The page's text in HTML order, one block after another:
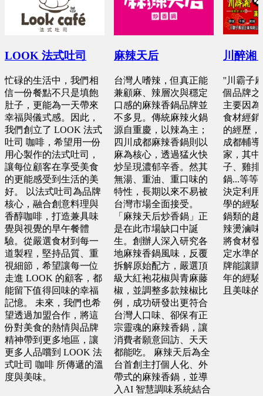
預算 25 萬 ~ 50 萬
新北市 楊X
台中市 何X儒
預算 25 萬 ~ 50 萬
預算 100 萬 ~ 100 萬
基隆市 胡X姐
預算 50 萬 ~ 100 萬
台南市 郭X洺
預算 25 萬 ~ 100 萬
桃園市 謝X孝
預算 25 萬 ~ 100 萬
金門縣 許X浚
預算 25 萬 ~ 100 萬
台中市 葉X鑫
預算 100 萬 ~ 150 萬
預算 100 萬 ~ 200 萬
新北市 蕭X微
預算 200 萬 ~ 200 萬
台中市 李X靜
預算 100 萬 ~ 200 萬
桃園市 黃X祥
預算 100 萬 ~ 200 萬
屏東縣 邱X瑄
預算 100 萬 ~ 250 萬
台中市 何X廷
預算 150 萬 ~ 300 萬
LOOK 法式吐司
忙碌的生活中，我們相
信一份餐點不只是填飽
肚子，更能為一天帶來
幸福與儀式感。因此，
我們創立了 LOOK 法式
吐司 咖啡，希望用一份
用心製作的法式吐司，
讓每位顧客在享受美食
的更能感受到生活的美
好。 以法式吐司為品牌
核心，融合創意料理與
香醇咖啡，打造兼具味
覺與視覺的早午餐體
驗。從嚴選食材到每一
道製程，堅持品質、重
視細節，希望讓每一位
走進 LOOK 的顧客，都
能留下值得回味的幸福
記憶。 未來，我們也希
望透過加盟合作，將這
份對美食的熱情與品牌
精神帶到更多地區，讓
更多人品嚐到 LOOK 法
式吐司 咖啡 所傳遞的溫
度與美味。
麻辣天后
台灣人嗜辣，但真正能
兼顧麻、辣層次與穩定
口感的麻辣香鍋品牌並
不多見。傳統麻辣火鍋
源自重慶，以辣為主；
四川成都麻辣香鍋則以
麻為核心，透過猛火快
炒呈現濃郁辛香。然其
無湯、重油、重口味的
特性，長期以來不易被
台灣市場全面接受。
「麻辣天后炒香鍋」正
是在此市場缺口中誕
生。創辦人深入研究各
地麻辣香鍋風味，反覆
拆解原始配方，嚴選頂
級大紅袍花椒與青麻藤
椒，並調整多款辣椒比
例，成功研發出更符合
台灣人口味、卻保有正
宗靈魂的麻辣香鍋，讓
消費者願意回訪、天天
都能吃。 麻辣天后為全
台首創主打個人化、外
帶式的麻辣香鍋，並導
入AI 智慧調味系統結合
川醉湘
''川霸子
個品牌之
主要因
食材經銷
的經歷
成都輔
家，其中
子、雞排
鍋...等等
決定利用
學的經驗
鍋類的趨
辣燙滷味
將食材
定水準
牌能讓
年的經驗
且美味